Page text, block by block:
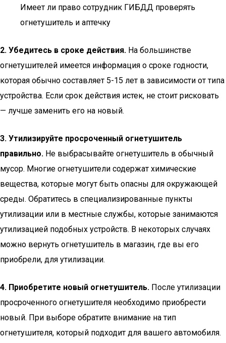
Имеет ли право сотрудник ГИБДД проверять
огнетушитель и аптечку
2. Убедитесь в сроке действия. На большинстве
огнетушителей имеется информация о сроке годности,
которая обычно составляет 5-15 лет в зависимости от типа
устройства. Если срок действия истек, не стоит рисковать
— лучше заменить его на новый.
3. Утилизируйте просроченный огнетушитель
правильно. Не выбрасывайте огнетушитель в обычный
мусор. Многие огнетушители содержат химические
вещества, которые могут быть опасны для окружающей
среды. Обратитесь в специализированные пункты
утилизации или в местные службы, которые занимаются
утилизацией подобных устройств. В некоторых случаях
можно вернуть огнетушитель в магазин, где вы его
приобрели, для утилизации.
4. Приобретите новый огнетушитель. После утилизации
просроченного огнетушителя необходимо приобрести
новый. При выборе обратите внимание на тип
огнетушителя, который подходит для вашего автомобиля.